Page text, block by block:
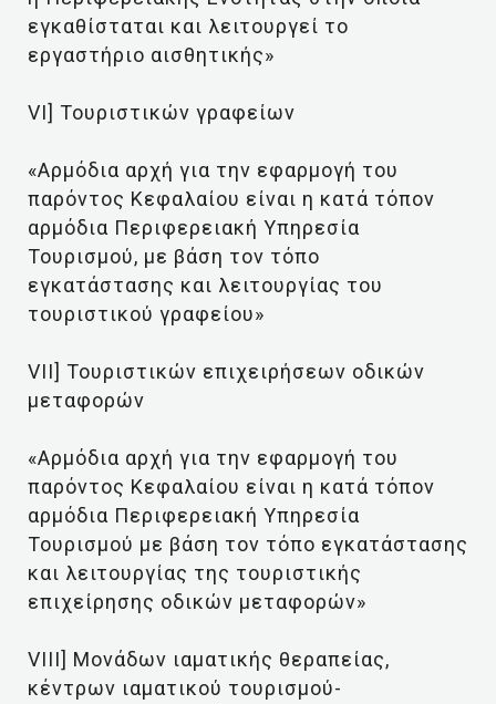
εγκαθίσταται και λειτουργεί το
εργαστήριο αισθητικής»
VI] Τουριστικών γραφείων
«Αρμόδια αρχή για την εφαρμογή του
παρόντος Κεφαλαίου είναι η κατά τόπον
αρμόδια Περιφερειακή Υπηρεσία
Τουρισμού, με βάση τον τόπο
εγκατάστασης και λειτουργίας του
τουριστικού γραφείου»
VII] Τουριστικών επιχειρήσεων οδικών
μεταφορών
«Αρμόδια αρχή για την εφαρμογή του
παρόντος Κεφαλαίου είναι η κατά τόπον
αρμόδια Περιφερειακή Υπηρεσία
Τουρισμού με βάση τον τόπο εγκατάστασης
και λειτουργίας της τουριστικής
επιχείρησης οδικών μεταφορών»
VIII] Μονάδων ιαματικής θεραπείας,
κέντρων ιαματικού τουρισμού-